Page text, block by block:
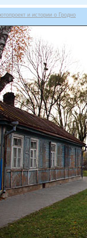
и истории о Гродно